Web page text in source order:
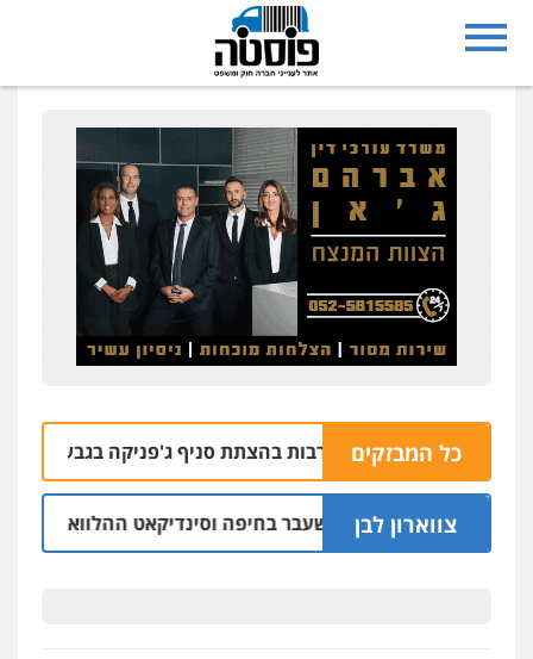
כל המבזקים
נעצרו בחשד למעורבות בהצתת סניף ג'פניקה בגבעתיים
צווארון לבן
יו"ר ש"ס לשעבר בחיפה וסינדיקאט ההלוואות של משפחת